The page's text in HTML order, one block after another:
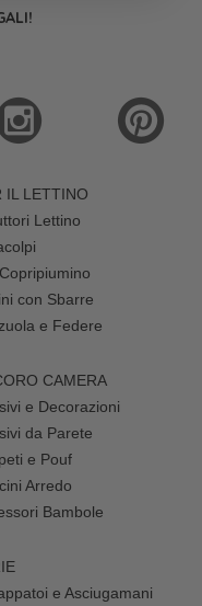
IL LETTINO
Lettino
con Sbarre
e Federe
CAMERA
e Decorazioni
da Parete
e Pouf
Arredo
Bambole
e Asciugamani